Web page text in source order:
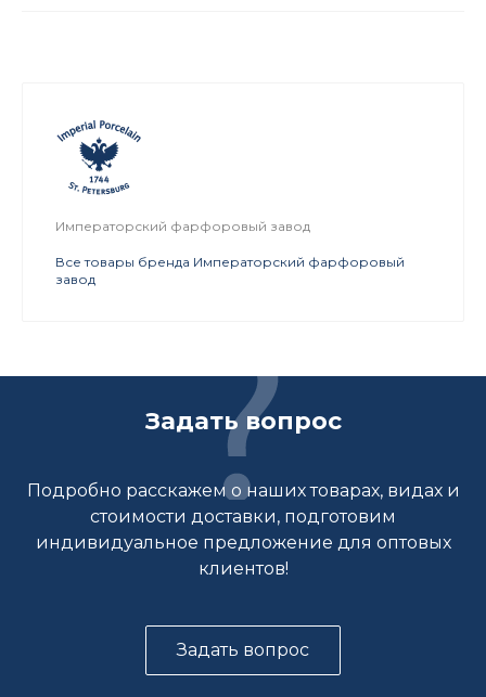
Императорский фарфоровый завод
Все товары бренда Императорский фарфоровый
завод
Задать вопрос
Подробно расскажем о наших товарах, видах и
стоимости доставки, подготовим
индивидуальное предложение для оптовых
клиентов!
Задать вопрос